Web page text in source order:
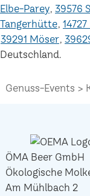
Elbe-Parey 39576
Tangerhütte
39291 Möser
Deutschland.
Genuss-Events
ÖMA Beer GmbH
Ökologische
Am Mühlbach 2